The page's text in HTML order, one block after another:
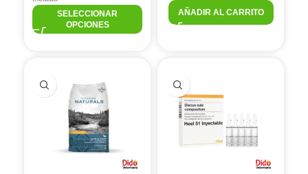
SELECCIONAR
OPCIONES
AÑADIR AL CARRITO